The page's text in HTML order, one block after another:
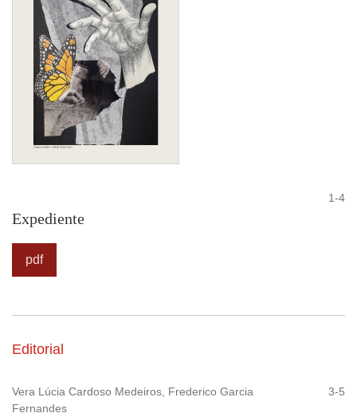
1-4
Expediente
pdf
Editorial
Vera Lúcia Cardoso Medeiros, Frederico Garcia
Fernandes
3-5